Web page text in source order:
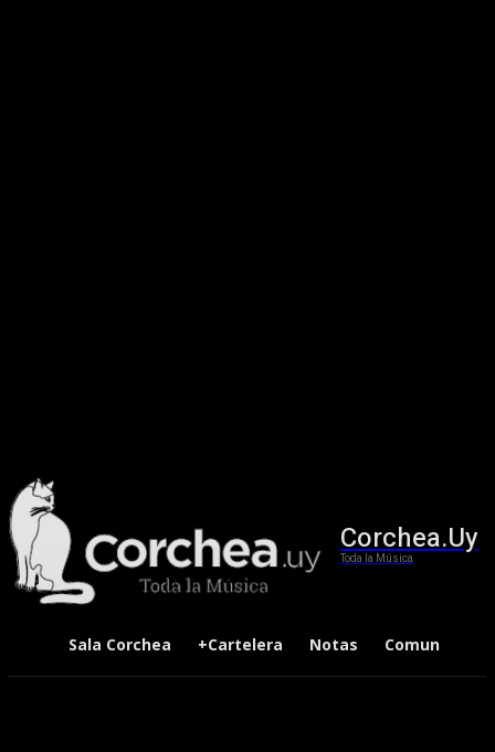
Corchea.Uy
Toda la Música
Sala Corchea +Cartelera Notas Comunidad